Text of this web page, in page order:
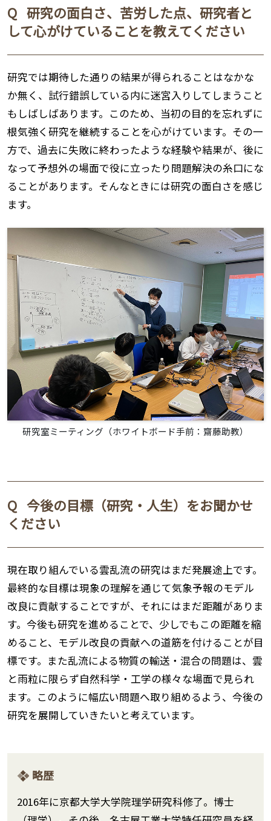
Q 研究の面白さ、苦労した点、研究者と
して心がけていることを教えてください
研究では期待した通りの結果が得られることはなかな
か無く、試行錯誤している内に迷宮入りしてしまうこと
もしばしばあります。このため、当初の目的を忘れずに
根気強く研究を継続することを心がけています。その一
方で、過去に失敗に終わったような経験や結果が、後に
なって予想外の場面で役に立ったり問題解決の糸口にな
ることがあります。そんなときには研究の面白さを感じ
ます。
研究室ミーティング（ホワイトボード手前：齋藤助教）
Q 今後の目標（研究・人生）をお聞かせ
ください
現在取り組んでいる雲乱流の研究はまだ発展途上です。
最終的な目標は現象の理解を通じて気象予報のモデル
改良に貢献することですが、それにはまだ距離がありま
す。今後も研究を進めることで、少しでもこの距離を縮
めること、モデル改良の貢献への道筋を付けることが目
標です。また乱流による物質の輸送・混合の問題は、雲
と雨粒に限らず自然科学・工学の様々な場面で見られ
ます。このように幅広い問題へ取り組めるよう、今後の
研究を展開していきたいと考えています。
略歴
2016年に京都大学大学院理学研究科修了。博士